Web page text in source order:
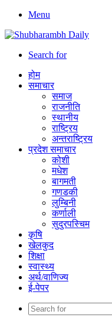
Menu
Search for
होम
समाचार
समाज
राजनीति
स्थानीय
राष्ट्रिय
अन्तराष्ट्रिय
प्रदेश समाचार
कोशी
मधेश
बागमती
गणडकी
लुम्बिनी
कर्णाली
सुदुरपस्चिम
कृषि
खेलकुद
शिक्षा
स्वास्थ्य
अर्थ/वाणिज्य
ई-पेपर